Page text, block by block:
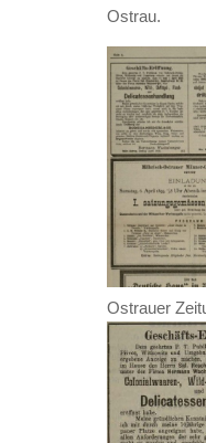
Ostrau.
Ostrauer